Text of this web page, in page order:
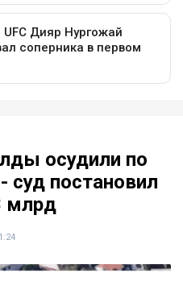
осудили по
суд постановил
млрд